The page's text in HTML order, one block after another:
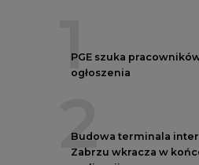
1
PGE szuka
ogłoszenia
2
Budowa terminala
Zabrzu wkracza w